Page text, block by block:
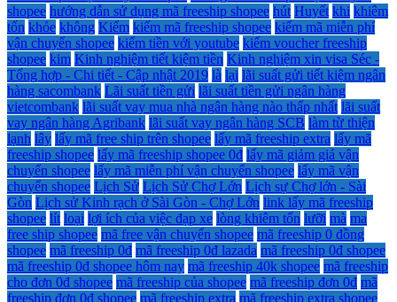
shopee hướng dẫn sử dụng mã freeship shopee hút Huyết khi khiêm
tốn khỏe không Kiểm kiếm mã freeship shopee kiếm mã miễn phí
vận chuyển shopee kiếm tiền với youtube kiếm voucher freeship
shopee kim Kinh nghiệm tiết kiệm tiền Kinh nghiệm xin visa Séc -
Tổng hợp - Chi tiết - Cập nhật 2019 là lại lãi suất gửi tiết kiệm ngân
hàng sacombank Lãi suất tiền gửi lãi suất tiền gửi ngân hàng
vietcombank lãi suất vay mua nhà ngân hàng nào thấp nhất lãi suất
vay ngân hàng Agribank lãi suất vay ngân hàng SCB làm từ thiện
lạnh lây lấy mã free ship trên shopee lấy mã freeship extra lấy mã
freeship shopee lấy mã freeship shopee 0đ lấy mã giảm giá vận
chuyển shopee lấy mã miễn phí vận chuyển shopee lấy mã vận
chuyển shopee Lịch Sử Lịch Sử Chợ Lớn Lịch sự Chợ lớn - Sài
Gòn Lịch sử Kinh rạch ở Sài Gòn - Chợ Lớn link lấy mã freeship
shopee lít loại lợi ích của việc đạp xe lòng khiêm tốn lưỡi mà ma
free ship shopee mã free vận chuyển shopee mã freeship 0 đồng
shopee mã freeship 0đ mã freeship 0đ lazada mã freeship 0đ shopee
mã freeship 0đ shopee hôm nay mã freeship 40k shopee mã freeship
cho đơn 0đ shopee mã freeship của shopee mã freeship đơn 0đ mã
freeship đơn 0đ shopee mã freeship extra mã freeship extra shopee